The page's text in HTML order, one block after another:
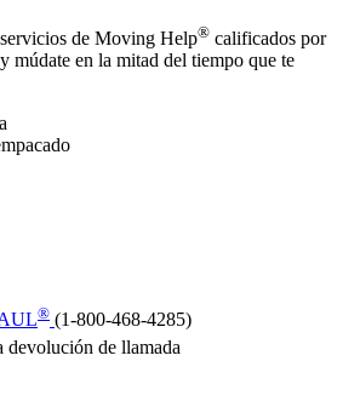
de Moving Help® calificados por
múdate en la mitad del tiempo que te
® (1-800-468-4285)
devolución de llamada